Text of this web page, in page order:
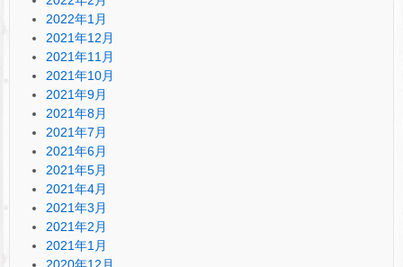
2022年1月
2021年12月
2021年11月
2021年10月
2021年9月
2021年8月
2021年7月
2021年6月
2021年5月
2021年4月
2021年3月
2021年2月
2021年1月
2020年12月